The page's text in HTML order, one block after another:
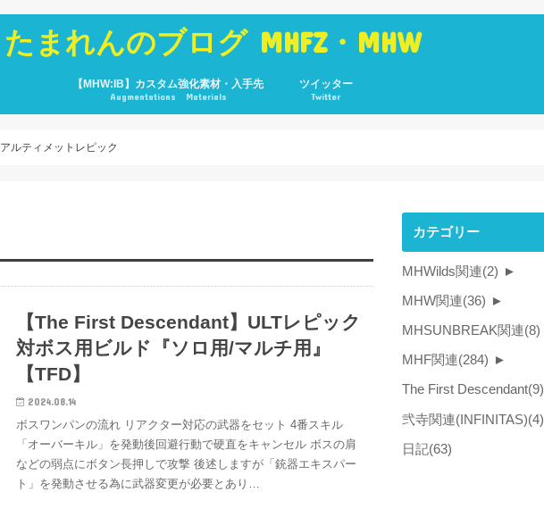
たまれんのブログ MHFZ・MHW
【MHW:IB】カスタム強化素材・入手先
Augmentations Materials
ツイッター
Twitter
アルティメットレピック
【The First Descendant】ULTレピック
対ボス用ビルド『ソロ用/マルチ用』
【TFD】
2024.08.14
ボスワンパンの流れ リアクター対応の武器をセット 4番スキル
「オーバーキル」を発動後回避行動で硬直をキャンセル ボスの肩
などの弱点にボタン長押しで攻撃 後述しますが「銃器エキスパー
ト」を発動させる為に武器変更が必要とあり…
カテゴリー
MHWilds関連(2) ►
MHW関連(36) ►
MHSUNBREAK関連(8)
MHF関連(284) ►
The First Descendant(9)
弐寺関連(INFINITAS)(4)
日記(63)